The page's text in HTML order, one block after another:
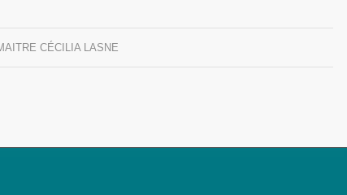
CÉCILIA LASNE